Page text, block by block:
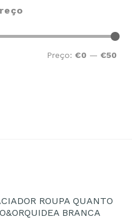
Preço: €0 — €50
ROUPA QUANTO
BRANCA